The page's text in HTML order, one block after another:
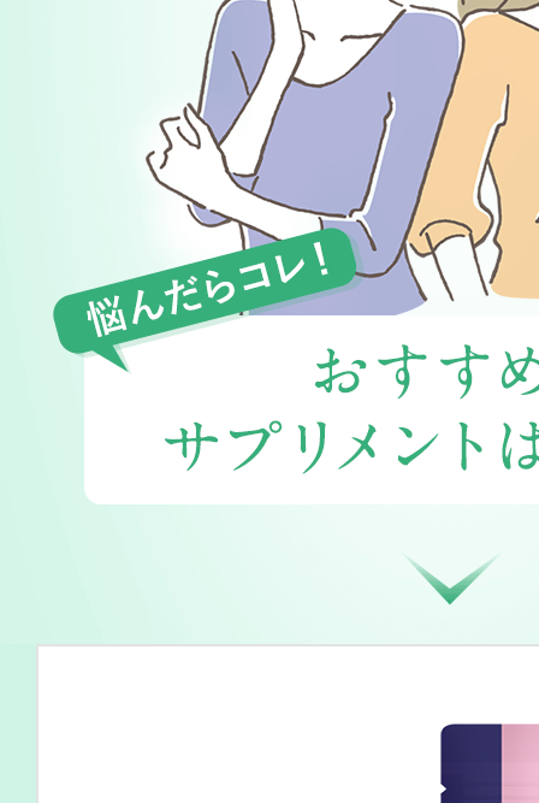
お友達紹介サ
定期お届けサ
スキンケア人気ライン
ドレススノー